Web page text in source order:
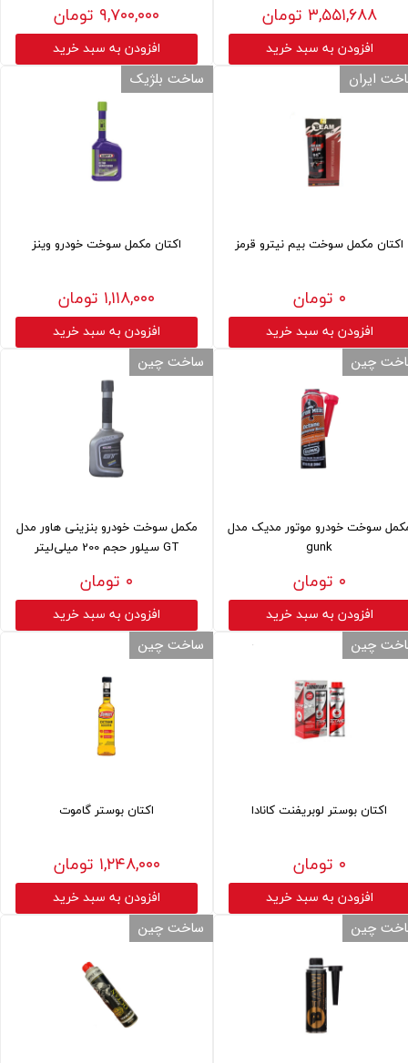
۳,۵۵۱,۶۸۸ تومان
افزودن به سبد خرید
۹,۷۰۰,۰۰۰ تومان
افزودن به سبد خرید
اکتان مکمل سوخت بیم نیترو قرمز
۰ تومان
افزودن به سبد خرید
ایران
اکتان مکمل سوخت خودرو وینز
۱,۱۱۸,۰۰۰ تومان
افزودن به سبد خرید
ساخت بلژیک
سوخت خودرو موتور مدیک مدل
gunk
۰ تومان
افزودن به سبد خرید
چین
مکمل سوخت خودرو بنزینی هاور مدل
GT سیلور حجم 200 میلی‌لیتر
۰ تومان
افزودن به سبد خرید
ساخت چین
اکتان بوستر لوبریفنت کانادا
۰ تومان
افزودن به سبد خرید
چین
اکتان بوستر گاموت
۱,۲۴۸,۰۰۰ تومان
افزودن به سبد خرید
ساخت چین
چین ساخت چین